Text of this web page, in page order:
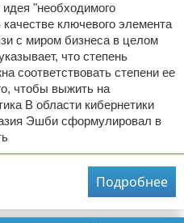
идея "необходимого
ключевого элемента
с миром бизнеса в целом
что степень
соответствовать степени ее
чтобы выжить на
В области кибернетики
Эшби сформулировал в
Подробнее